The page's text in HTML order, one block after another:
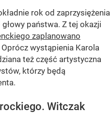
rok od zaprzysiężenia
państwa. Z tej okazji
zaplanowano
Oprócz wystąpienia Karola
też część artystyczna
którzy będą
Witczak